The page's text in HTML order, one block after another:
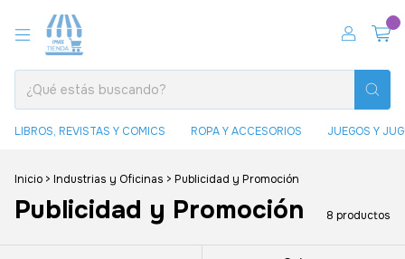
LIBROS, REVISTAS Y COMICS ROPA Y ACCESORIOS JUEGOS Y
Inicio > Industrias y Oficinas > Publicidad y Promoción
Publicidad y Promoción 8 productos